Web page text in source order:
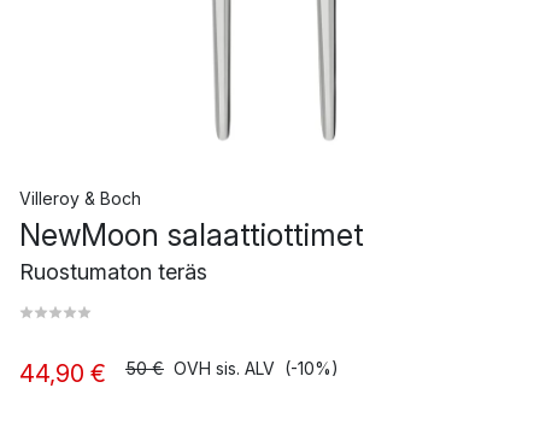
Villeroy & Boch
NewMoon salaattiottimet
Ruostumaton teräs
44,90 € 50 € OVH sis. ALV (-10%)